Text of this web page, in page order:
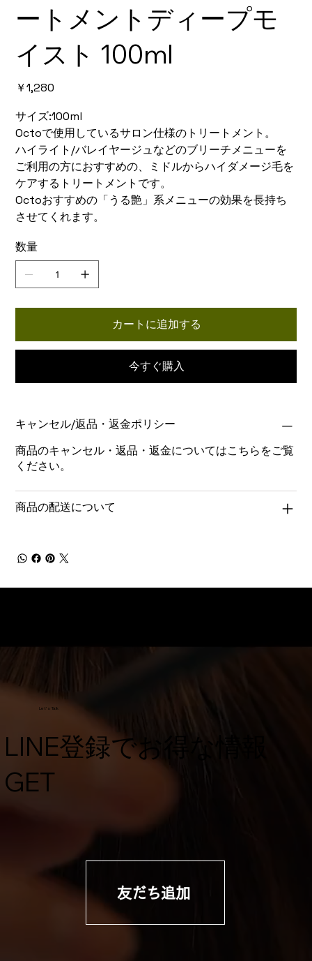
ートメントディープモ
イスト 100ml
価
￥1,280
サイズ:100ml
Octoで使用しているサロン仕様のトリートメント。
ハイライト/バレイヤージュなどのブリーチメニューを
ご利用の方におすすめの、ミドルからハイダメージ毛を
ケアするトリートメントです。
Octoおすすめの「うる艶」系メニューの効果を長持ち
させてくれます。
数量
カートに追加する
今すぐ購入
キャンセル/返品・返金ポリシー
商品のキャンセル・返品・返金についてはこちらをご覧
ください。
商品の配送について
Let's Talk
​LINE登録でお得な情報
GET
友だち追加